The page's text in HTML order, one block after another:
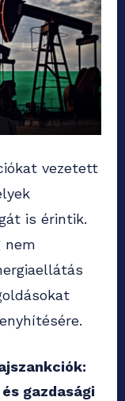
vezetett
is érintik.
nem
gazdasági